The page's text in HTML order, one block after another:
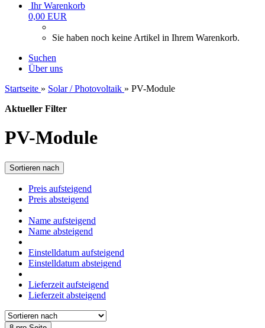
Ihr Warenkorb
0,00 EUR
Sie haben noch keine Artikel in Ihrem Warenkorb.
Suchen
Über uns
Startseite » Solar / Photovoltaik » PV-Module
Aktueller Filter
PV-Module
Sortieren nach
Preis aufsteigend
Preis absteigend
Name aufsteigend
Name absteigend
Einstelldatum aufsteigend
Einstelldatum absteigend
Lieferzeit aufsteigend
Lieferzeit absteigend